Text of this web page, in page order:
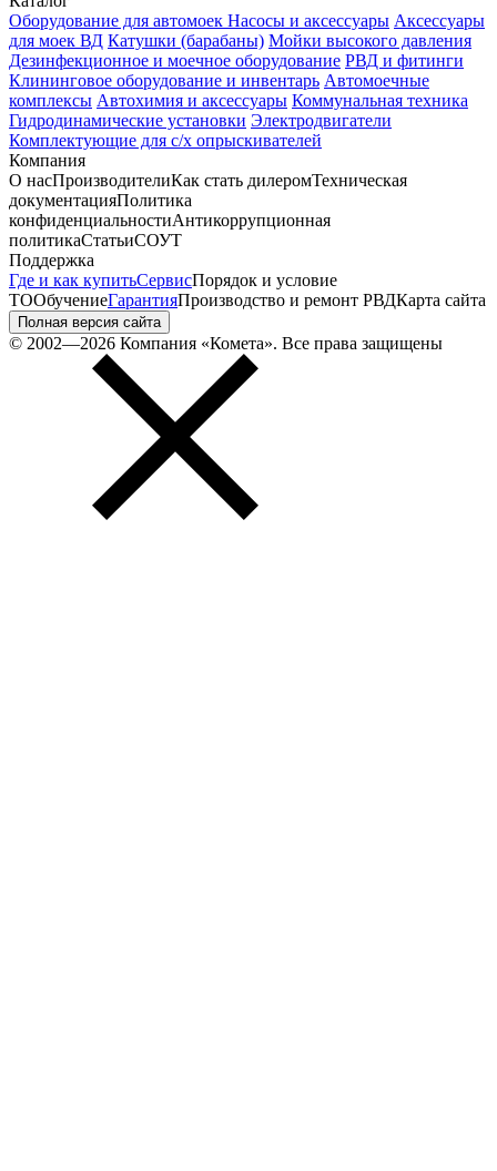
Оборудование для автомоек Насосы и аксессуары Аксессуары
для моек ВД Катушки (барабаны) Мойки высокого давления
Дезинфекционное и моечное оборудование РВД и фитинги
Клининговое оборудование и инвентарь Автомоечные
комплексы Автохимия и аксессуары Коммунальная техника
Гидродинамические установки Электродвигатели
Комплектующие для с/х опрыскивателей
Компания
О насПроизводителиКак стать дилеромТехническая
документацияПолитика
конфиденциальностиАнтикоррупционная
политикаСтатьиСОУТ
Поддержка
Где и как купитьСервисПорядок и условие
ТООбучениеГарантияПроизводство и ремонт РВДКарта сайта
Полная версия сайта
© 2002—2026 Компания «Комета». Все права защищены